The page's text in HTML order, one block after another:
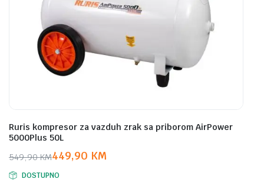
Ruris kompresor za vazduh zrak sa priborom AirPower
5000Plus 50L
549,90KM
Original
449,90 KM
Current
DOSTUPNO